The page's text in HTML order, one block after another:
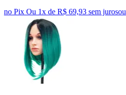
no Pix Ou 1x de R$ 69,93 sem jurosou